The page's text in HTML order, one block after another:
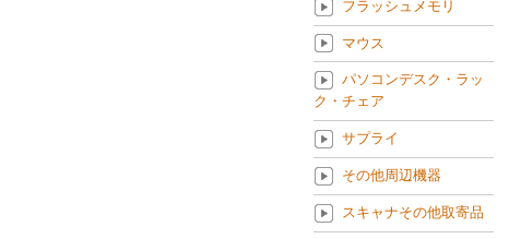
フラッシュメモリ
マウス
パソコンデスク・ラッ
ク・チェア
サプライ
その他周辺機器
スキャナその他取寄品